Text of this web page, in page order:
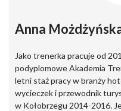
Anna
Jako trenerka pracuje od
podyplomowe Akademia
letni staż pracy w branży
wycieczek i przewodnik
w Kołobrzegu 2014-2016.